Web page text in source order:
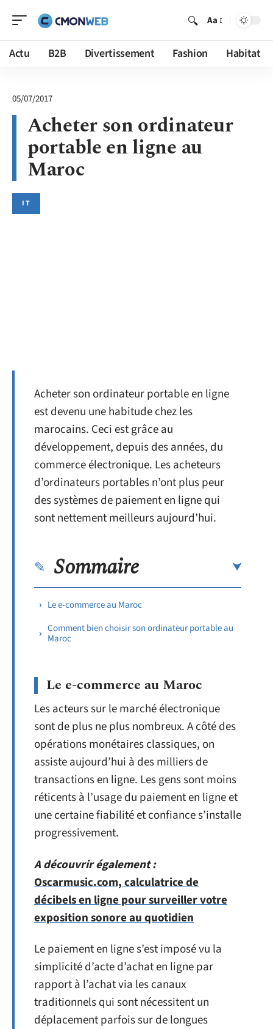
Aa
Actu B2B Divertissement Fashion Habitat
05/07/2017
Acheter son ordinateur
portable en ligne au
Maroc
IT
Acheter son ordinateur portable en ligne
est devenu une habitude chez les
marocains. Ceci est grâce au
développement, depuis des années, du
commerce électronique. Les acheteurs
d’ordinateurs portables n’ont plus peur
des systèmes de paiement en ligne qui
sont nettement meilleurs aujourd’hui.
Sommaire
Le e-commerce au Maroc
Comment bien choisir son ordinateur portable au
Maroc
Le e-commerce au Maroc
Les acteurs sur le marché électronique
sont de plus ne plus nombreux. A côté des
opérations monétaires classiques, on
assiste aujourd’hui à des milliers de
transactions en ligne. Les gens sont moins
réticents à l’usage du paiement en ligne et
une certaine fiabilité et confiance s’installe
progressivement.
A découvrir également :
Oscarmusic.com, calculatrice de
décibels en ligne pour surveiller votre
exposition sonore au quotidien
Le paiement en ligne s’est imposé vu la
simplicité d’acte d’achat en ligne par
rapport à l’achat via les canaux
traditionnels qui sont nécessitent un
déplacement parfois sur de longues